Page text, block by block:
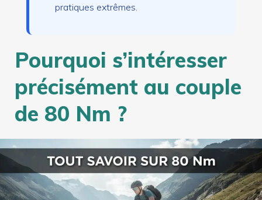
pratiques extrêmes.
Pourquoi s’intéresser
précisément au couple
de 80 Nm ?